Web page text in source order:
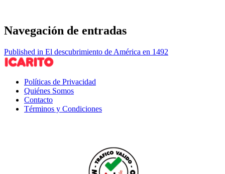
Navegación de entradas
Published in El descubrimiento de América en 1492
Políticas de Privacidad
Quiénes Somos
Contacto
Términos y Condiciones